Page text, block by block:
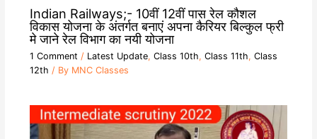
Indian Railways;- 10वीं 12वीं पास रेल कौशल
विकास योजना के अंतर्गत बनाएं अपना कैरियर बिल्कुल फ्री
मे जाने रेल विभाग का नयी योजना
1 Comment / Latest Update, Class 10th, Class 11th, Class
12th / By MNC Classes